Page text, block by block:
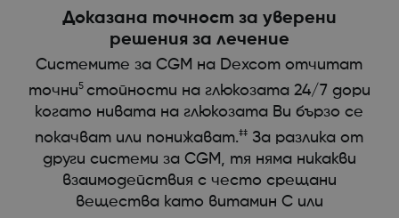
Доказана точност за уверени
решения за лечение
Системите за CGM на Dexcom отчитат
точни5 стойности на глюкозата 24/7 дори
когато нивата на глюкозата Ви бързо се
покачват или понижават.‡‡ За разлика от
други системи за CGM, тя няма никакви
взаимодействия с често срещани
вещества като витамин С или